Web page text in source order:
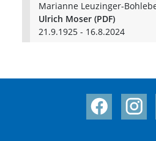
Marianne Leuzinger-
Ulrich Moser (PDF)
21.9.1925 - 16.8.2024